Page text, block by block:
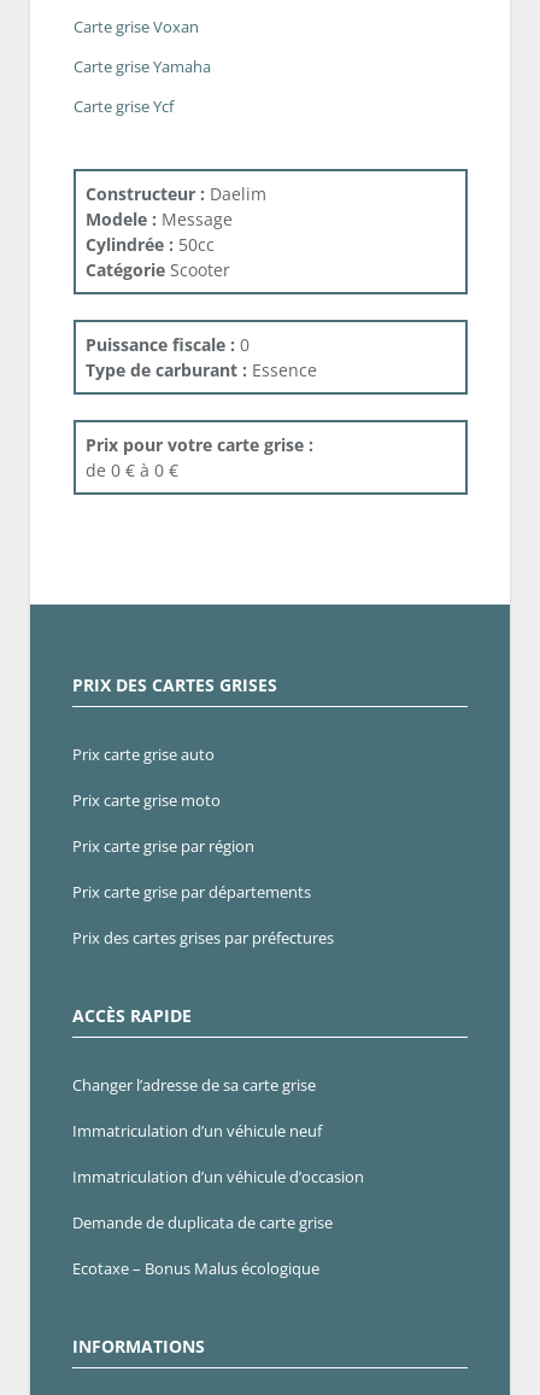
Carte grise Voxan
Carte grise Yamaha
Carte grise Ycf
Constructeur : Daelim
Modele : Message
Cylindrée : 50cc
Catégorie Scooter
Puissance fiscale : 0
Type de carburant : Essence
Prix pour votre carte grise :
de 0 € à 0 €
PRIX DES CARTES GRISES
Prix carte grise auto
Prix carte grise moto
Prix carte grise par région
Prix carte grise par départements
Prix des cartes grises par préfectures
ACCÈS RAPIDE
Changer l’adresse de sa carte grise
Immatriculation d’un véhicule neuf
Immatriculation d’un véhicule d’occasion
Demande de duplicata de carte grise
Ecotaxe – Bonus Malus écologique
INFORMATIONS